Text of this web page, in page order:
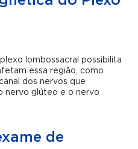
lombossacral possibilita
essa região, como
dos nervos que
nervo glúteo e o nervo
de